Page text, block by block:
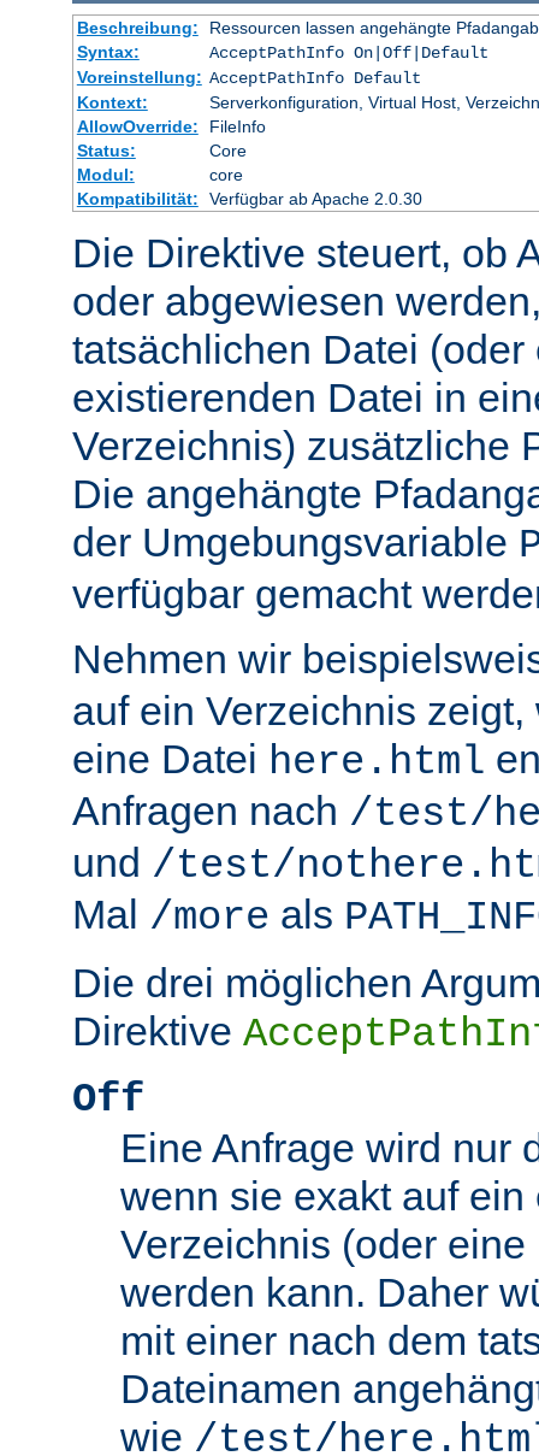
Beschreibung:
Ressourcen lassen angehängte
Syntax:
AcceptPathInfo On|Off|Default
Voreinstellung: AcceptPathInfo Default
Kontext:
Serverkonfiguration, Virtual Host,
AllowOverride:
FileInfo
Status:
Core
Modul:
core
Kompatibilität:
Verfügbar ab Apache 2.0.30
Die Direktive steuert, ob
oder abgewiesen
tatsächlichen Datei (oder
existierenden Datei in
Verzeichnis) zusätzliche
Die angehängte
der Umgebungsvariable
verfügbar gemacht
Nehmen wir
auf ein Verzeichnis
eine Datei here.html
Anfragen nach /test/
und /test/
Mal /more als
Die drei möglichen
Direktive
Off
Eine Anfrage wird nur
wenn sie exakt auf
Verzeichnis (oder
werden kann. Daher
mit einer nach dem
Dateinamen
wie /test/